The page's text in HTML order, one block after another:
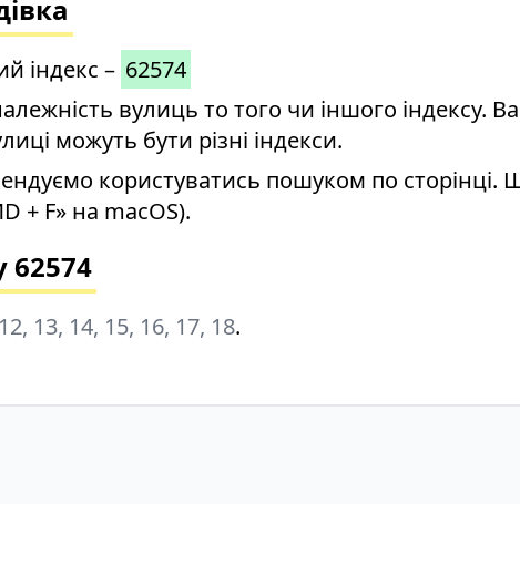
індекс – 62574
вулиць то того чи іншого індексу.
можуть бути різні індекси.
користуватись пошуком по сторінці.
+ F» на macOS).
62574
13, 14, 15, 16, 17, 18.